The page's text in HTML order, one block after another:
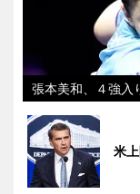
張本美和、４強入
米